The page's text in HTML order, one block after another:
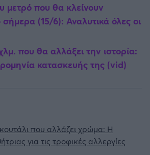
μετρό που θα κλείνουν
(15/6): Αναλυτικά όλες οι
που θα αλλάξει την ιστορία:
κατασκευής της (vid)
που αλλάζει χρώμα: Η
για τις τροφικές αλλεργίες